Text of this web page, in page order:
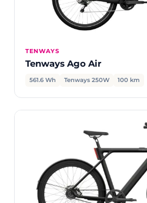
TENWAYS
Tenways Ago Air
561.6 Wh Tenways 250W 100 km